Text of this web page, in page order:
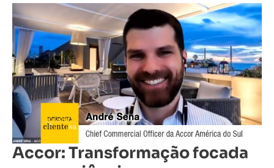
Accor: Transformação focada
Accor:
Transformação
focada
na
experiência